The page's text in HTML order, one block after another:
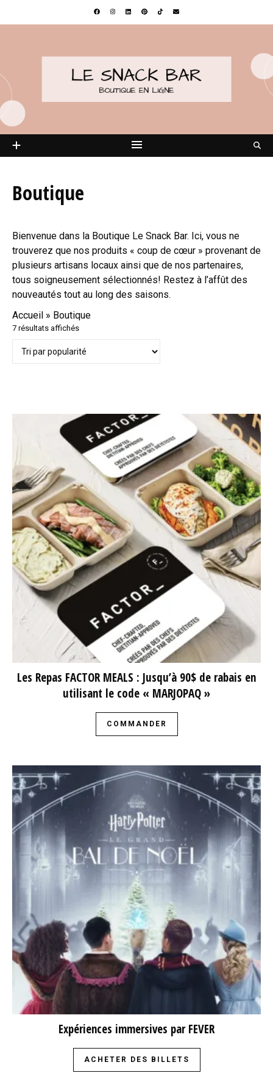
Boutique
Bienvenue dans la Boutique Le Snack Bar. Ici, vous ne
trouverez que nos produits « coup de cœur » provenant de
plusieurs artisans locaux ainsi que de nos partenaires,
tous soigneusement sélectionnés! Restez à l’affût des
nouveautés tout au long des saisons.
Accueil » Boutique
7 résultats affichésTrié par popularité
Les Repas FACTOR MEALS : Jusqu’à 90$ de rabais en
utilisant le code « MARJOPAQ »
COMMANDER
Expériences immersives par FEVER
ACHETER DES BILLETS